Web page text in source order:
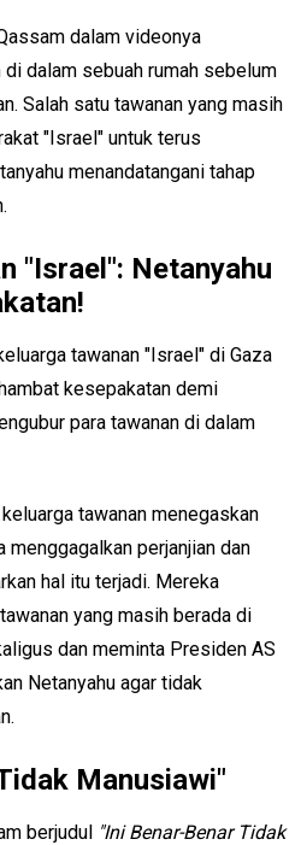
dalam videonya
dalam sebuah rumah sebelum
Salah satu tawanan yang masih
"Israel" untuk terus
menandatangani tahap
"Israel": Netanyahu
tawanan "Israel" di Gaza
kesepakatan demi
para tawanan di dalam
tawanan menegaskan
menggagalkan perjanjian dan
hal itu terjadi. Mereka
yang masih berada di
dan meminta Presiden AS
Netanyahu agar tidak
Manusiawi"
berjudul "Ini Benar-Benar Tidak